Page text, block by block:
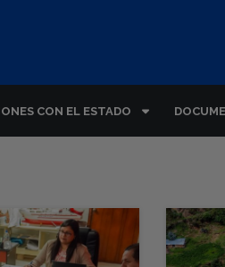
CON EL ESTADO